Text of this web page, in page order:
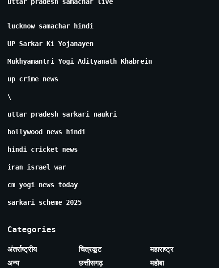
uttar pradesh samachar live
lucknow samachar hindi
UP Sarkar Ki Yojanayen
Mukhyamantri Yogi Adityanath Khabrein
up crime news
\
uttar pradesh sarkari naukri
bollywood news hindi
hindi cricket news
iran israel war
cm yogi news today
sarkari scheme 2025
Categories
अंतर्राष्ट्रीय
अन्य
चित्रकूट
छत्तीसगढ़
महाराष्ट्र
महोबा